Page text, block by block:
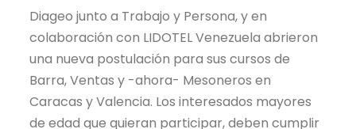
Diageo junto a Trabajo y Persona, y en
colaboración con LIDOTEL Venezuela abrieron
una nueva postulación para sus cursos de
Barra, Ventas y -ahora- Mesoneros en
Caracas y Valencia. Los interesados mayores
de edad que quieran participar, deben cumplir